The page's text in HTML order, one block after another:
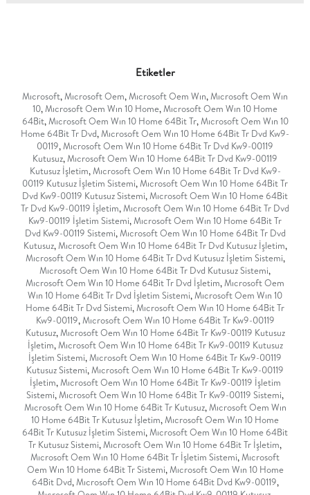
Etiketler
Mıcrosoft,Mıcrosoft Oem,Mıcrosoft Oem Wın,Mıcrosoft Oem Wın
10,Mıcrosoft Oem Wın 10 Home,Mıcrosoft Oem Wın 10 Home
64Bit,Mıcrosoft Oem Wın 10 Home 64Bit Tr,Mıcrosoft Oem Wın 10
Home 64Bit Tr Dvd,Mıcrosoft Oem Wın 10 Home 64Bit Tr Dvd Kw9-
00119,Mıcrosoft Oem Wın 10 Home 64Bit Tr Dvd Kw9-00119
Kutusuz,Mıcrosoft Oem Wın 10 Home 64Bit Tr Dvd Kw9-00119
Kutusuz İşletim,Mıcrosoft Oem Wın 10 Home 64Bit Tr Dvd Kw9-
00119 Kutusuz İşletim Sistemi,Mıcrosoft Oem Wın 10 Home 64Bit Tr
Dvd Kw9-00119 Kutusuz Sistemi,Mıcrosoft Oem Wın 10 Home 64Bit
Tr Dvd Kw9-00119 İşletim,Mıcrosoft Oem Wın 10 Home 64Bit Tr Dvd
Kw9-00119 İşletim Sistemi,Mıcrosoft Oem Wın 10 Home 64Bit Tr
Dvd Kw9-00119 Sistemi,Mıcrosoft Oem Wın 10 Home 64Bit Tr Dvd
Kutusuz,Mıcrosoft Oem Wın 10 Home 64Bit Tr Dvd Kutusuz İşletim,
Mıcrosoft Oem Wın 10 Home 64Bit Tr Dvd Kutusuz İşletim Sistemi,
Mıcrosoft Oem Wın 10 Home 64Bit Tr Dvd Kutusuz Sistemi,
Mıcrosoft Oem Wın 10 Home 64Bit Tr Dvd İşletim,Mıcrosoft Oem
Wın 10 Home 64Bit Tr Dvd İşletim Sistemi,Mıcrosoft Oem Wın 10
Home 64Bit Tr Dvd Sistemi,Mıcrosoft Oem Wın 10 Home 64Bit Tr
Kw9-00119,Mıcrosoft Oem Wın 10 Home 64Bit Tr Kw9-00119
Kutusuz,Mıcrosoft Oem Wın 10 Home 64Bit Tr Kw9-00119 Kutusuz
İşletim,Mıcrosoft Oem Wın 10 Home 64Bit Tr Kw9-00119 Kutusuz
İşletim Sistemi,Mıcrosoft Oem Wın 10 Home 64Bit Tr Kw9-00119
Kutusuz Sistemi,Mıcrosoft Oem Wın 10 Home 64Bit Tr Kw9-00119
İşletim,Mıcrosoft Oem Wın 10 Home 64Bit Tr Kw9-00119 İşletim
Sistemi,Mıcrosoft Oem Wın 10 Home 64Bit Tr Kw9-00119 Sistemi,
Mıcrosoft Oem Wın 10 Home 64Bit Tr Kutusuz,Mıcrosoft Oem Wın
10 Home 64Bit Tr Kutusuz İşletim,Mıcrosoft Oem Wın 10 Home
64Bit Tr Kutusuz İşletim Sistemi,Mıcrosoft Oem Wın 10 Home 64Bit
Tr Kutusuz Sistemi,Mıcrosoft Oem Wın 10 Home 64Bit Tr İşletim,
Mıcrosoft Oem Wın 10 Home 64Bit Tr İşletim Sistemi,Mıcrosoft
Oem Wın 10 Home 64Bit Tr Sistemi,Mıcrosoft Oem Wın 10 Home
64Bit Dvd,Mıcrosoft Oem Wın 10 Home 64Bit Dvd Kw9-00119,